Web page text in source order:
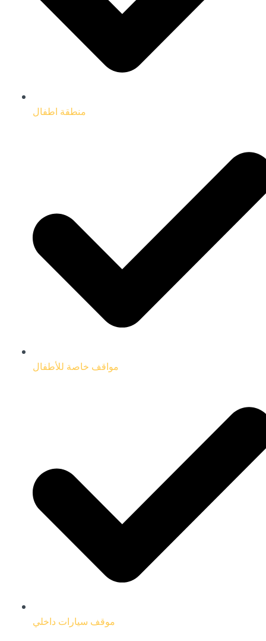
منطقة اطفال
مواقف خاصة للأطفال
موقف سيارات داخلي